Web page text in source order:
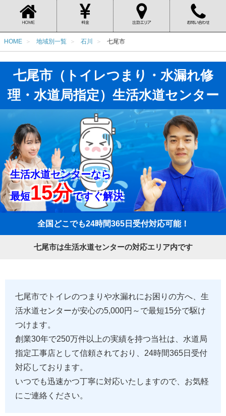
HOME 地域別一覧 石川 七尾市
七尾市（トイレつまり・水漏れ修
理・水道局指定）生活水道センター
生活水道センターなら
最短15分ですぐ解決
全国どこでも24時間365日受付対応可能！
七尾市は生活水道センターの対応エリア内です
七尾市でトイレのつまりや水漏れにお困りの方へ、生
活水道センターが安心の5,000円～で最短15分で駆け
つけます。
創業30年で250万件以上の実績を持つ当社は、水道局
指定工事店として信頼されており、24時間365日受付
対応しております。
いつでも迅速かつ丁寧に対応いたしますので、お気軽
にご連絡ください。